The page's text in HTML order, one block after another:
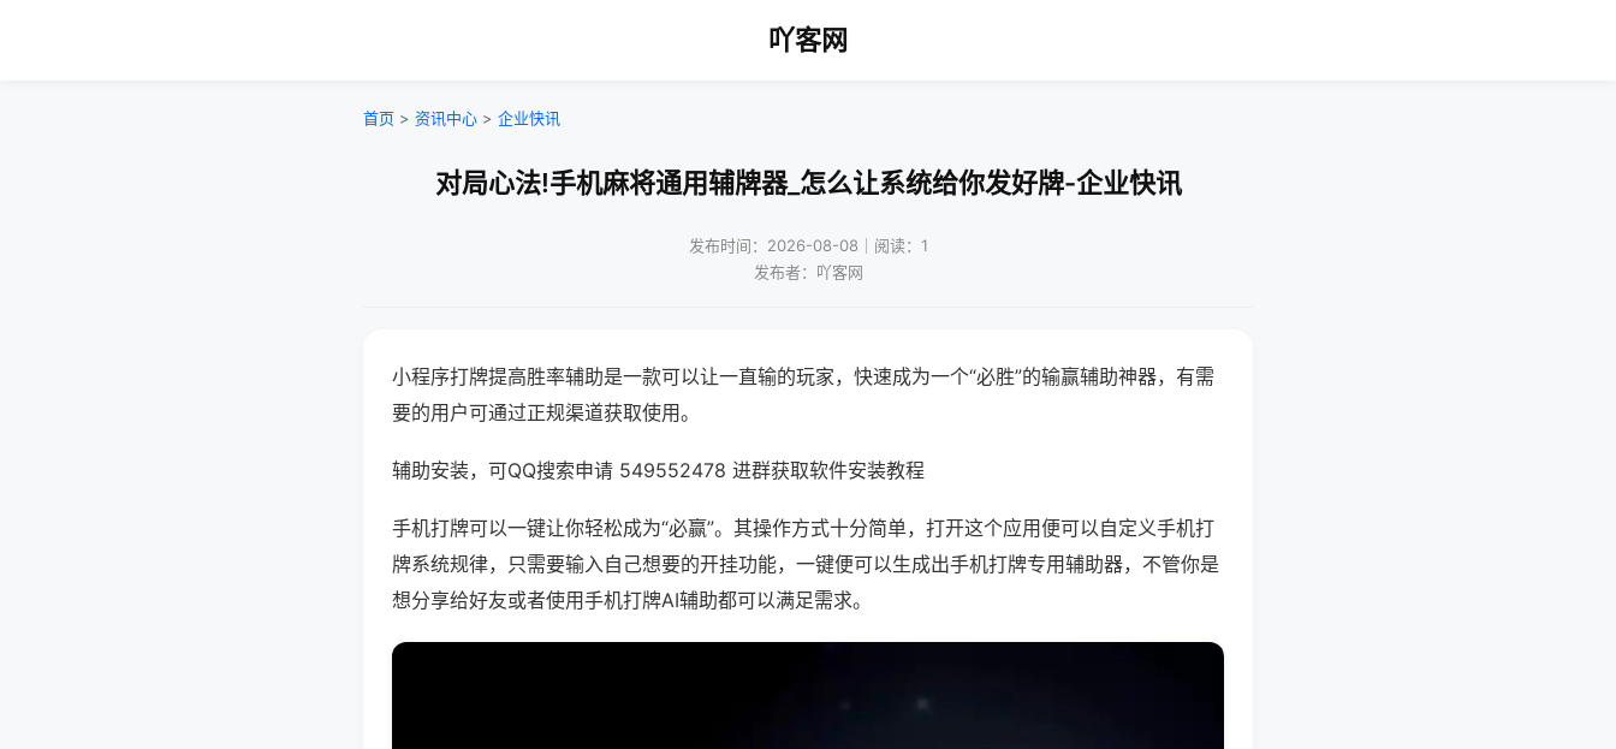
吖客网
首页 > 资讯中心 > 企业快讯
对局心法!手机麻将通用辅牌器_怎么让系统给你发好牌-企业快讯
发布时间：2026-08-08｜阅读：1
发布者：吖客网
小程序打牌提高胜率辅助是一款可以让一直输的玩家，快速成为一个“必胜”的输赢辅助神器，有需
要的用户可通过正规渠道获取使用。
辅助安装，可QQ搜索申请 549552478 进群获取软件安装教程
手机打牌可以一键让你轻松成为“必赢”。其操作方式十分简单，打开这个应用便可以自定义手机打
牌系统规律，只需要输入自己想要的开挂功能，一键便可以生成出手机打牌专用辅助器，不管你是
想分享给好友或者使用手机打牌AI辅助都可以满足需求。